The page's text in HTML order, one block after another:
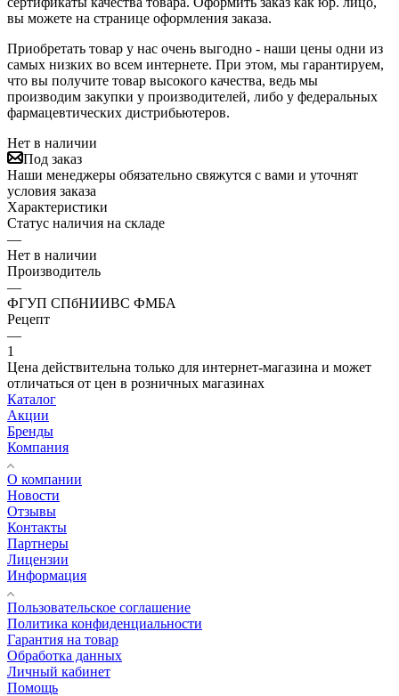
вы можете на странице оформления заказа.
Приобретать товар у нас очень выгодно - наши цены одни из
самых низких во всем интернете. При этом, мы гарантируем,
что вы получите товар высокого качества, ведь мы
производим закупки у производителей, либо у федеральных
фармацевтических дистрибьютеров.
Нет в наличии
Под заказ
Наши менеджеры обязательно свяжутся с вами и уточнят
условия заказа
Характеристики
Статус наличия на складе
—
Нет в наличии
Производитель
—
ФГУП СПбНИИВС ФМБА
Рецепт
—
1
Цена действительна только для интернет-магазина и может
отличаться от цен в розничных магазинах
Каталог
Акции
Бренды
Компания
О компании
Новости
Отзывы
Контакты
Партнеры
Лицензии
Информация
Пользовательское соглашение
Политика конфиденциальности
Гарантия на товар
Обработка данных
Личный кабинет
Помощь